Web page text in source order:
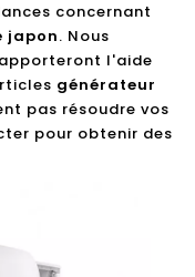
concernant
japon. Nous
l'aide
générateur
pas résoudre vos
pour obtenir des